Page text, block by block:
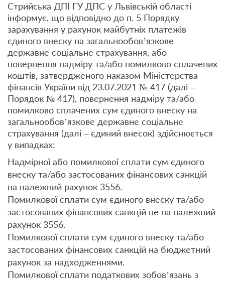
Стрийська ДПІ ГУ ДПС у Львівській області
інформує, що відповідно до п. 5 Порядку
зарахування у рахунок майбутніх платежів
єдиного внеску на загальнообов’язкове
державне соціальне страхування, або
повернення надміру та/або помилково сплачених
коштів, затвердженого наказом Міністерства
фінансів України від 23.07.2021 № 417 (далі –
Порядок № 417), повернення надміру та/або
помилково сплачених сум єдиного внеску на
загальнообов’язкове державне соціальне
страхування (далі – єдиний внесок) здійснюється
у випадках:
Надмірної або помилкової сплати сум єдиного
внеску та/або застосованих фінансових санкцій
на належний рахунок 3556.
Помилкової сплати сум єдиного внеску та/або
застосованих фінансових санкцій не на належний
рахунок 3556.
Помилкової сплати сум єдиного внеску та/або
застосованих фінансових санкцій на бюджетний
рахунок за надходженнями.
Помилкової сплати податкових зобов’язань з